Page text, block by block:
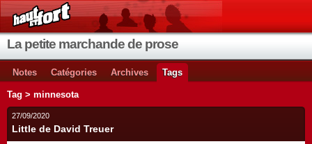
La petite marchande de prose
Notes Catégories Archives Tags
Tag > minnesota
27/09/2020
Little de David Treuer